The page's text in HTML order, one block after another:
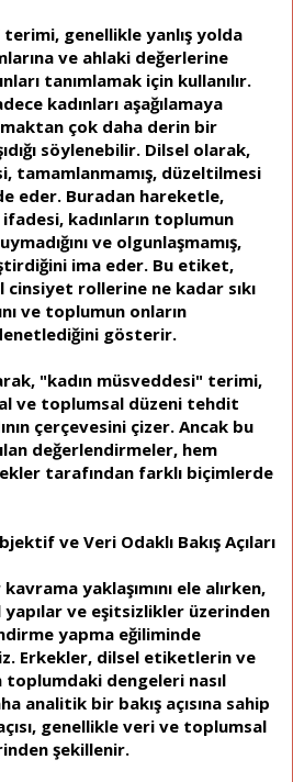
terimi, genellikle yanlış yolda
ve ahlaki değerlerine
tanımlamak için kullanılır.
kadınları aşağılamaya
çok daha derin bir
söylenebilir. Dilsel olarak,
tamamlanmamış, düzeltilmesi
eder. Buradan hareketle,
kadınların toplumun
ve olgunlaşmamış,
ima eder. Bu etiket,
cinsiyet rollerine ne kadar sıkı
ve toplumun onların
denetlediğini gösterir.
"kadın müsveddesi" terimi,
ve toplumsal düzeni tehdit
çerçevesini çizer. Ancak bu
değerlendirmeler, hem
tarafından farklı biçimlerde
ve Veri Odaklı Bakış Açıları
yaklaşımını ele alırken,
ve eşitsizlikler üzerinden
yapma eğiliminde
Erkekler, dilsel etiketlerin ve
toplumdaki dengeleri nasıl
analitik bir bakış açısına sahip
genellikle veri ve toplumsal
şekillenir.